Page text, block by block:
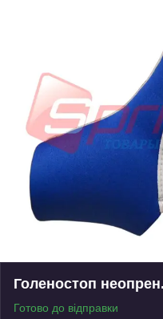
Голеностоп
Готово до відправки